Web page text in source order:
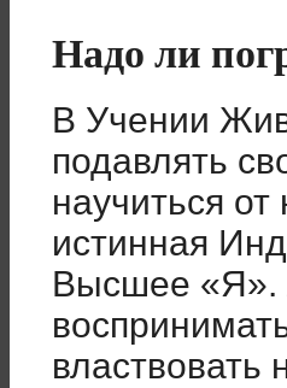
Надо ли
В Учении
подавлять
научиться
истинная
Высшее «Я».
властвовать